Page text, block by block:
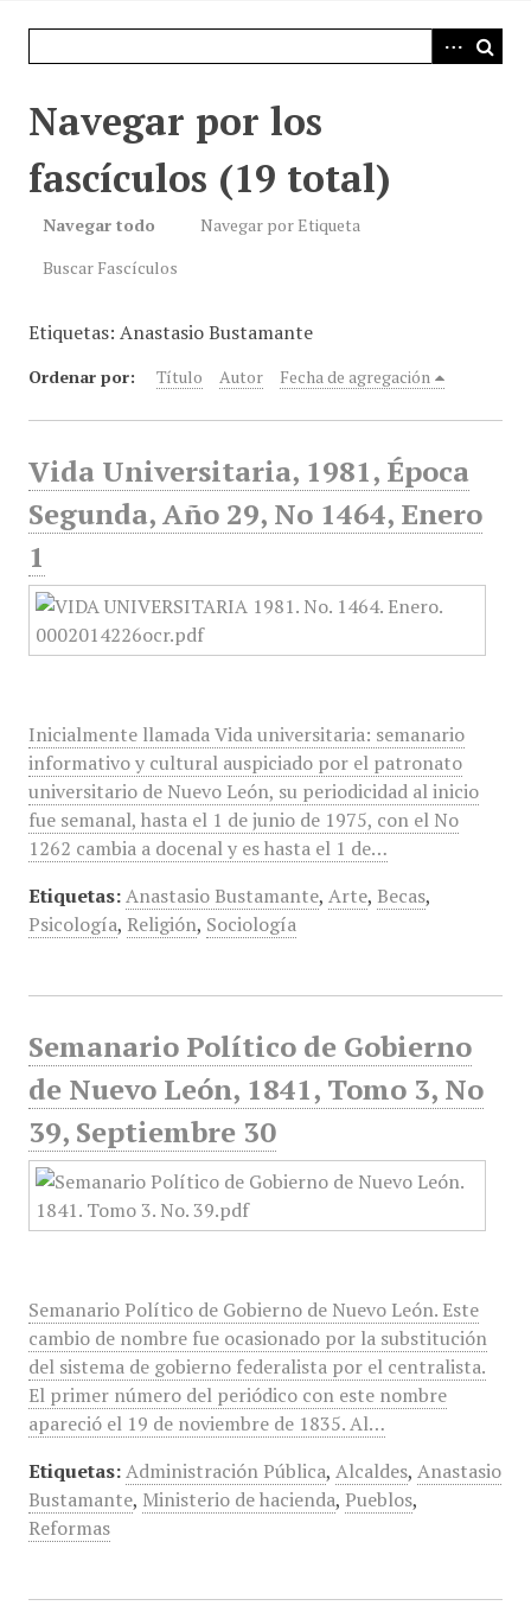
Navegar por los
fascículos (19 total)
Navegar todo
Navegar por Etiqueta
Buscar Fascículos
Etiquetas: Anastasio Bustamante
Ordenar por: Título Autor Fecha de agregación
Vida Universitaria, 1981, Época
Segunda, Año 29, No 1464, Enero
1
Inicialmente llamada Vida universitaria: semanario
informativo y cultural auspiciado por el patronato
universitario de Nuevo León, su periodicidad al inicio
fue semanal, hasta el 1 de junio de 1975, con el No
1262 cambia a docenal y es hasta el 1 de…
Etiquetas: Anastasio Bustamante, Arte, Becas,
Psicología, Religión, Sociología
Semanario Político de Gobierno
de Nuevo León, 1841, Tomo 3, No
39, Septiembre 30
Semanario Político de Gobierno de Nuevo León. Este
cambio de nombre fue ocasionado por la substitución
del sistema de gobierno federalista por el centralista.
El primer número del periódico con este nombre
apareció el 19 de noviembre de 1835. Al…
Etiquetas: Administración Pública, Alcaldes, Anastasio
Bustamante, Ministerio de hacienda, Pueblos,
Reformas